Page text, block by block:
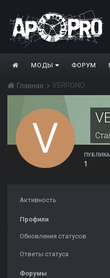
МОДЫ ФОРУМ
Главная VERRONO
1
Активность
Профили
Обновления статусов
Ответы статуса
Форумы